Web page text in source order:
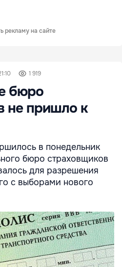
рекламу на сайте
1 919
бюро
не пришло к
в понедельник
бюро страховщиков
для разрешения
с выборами нового